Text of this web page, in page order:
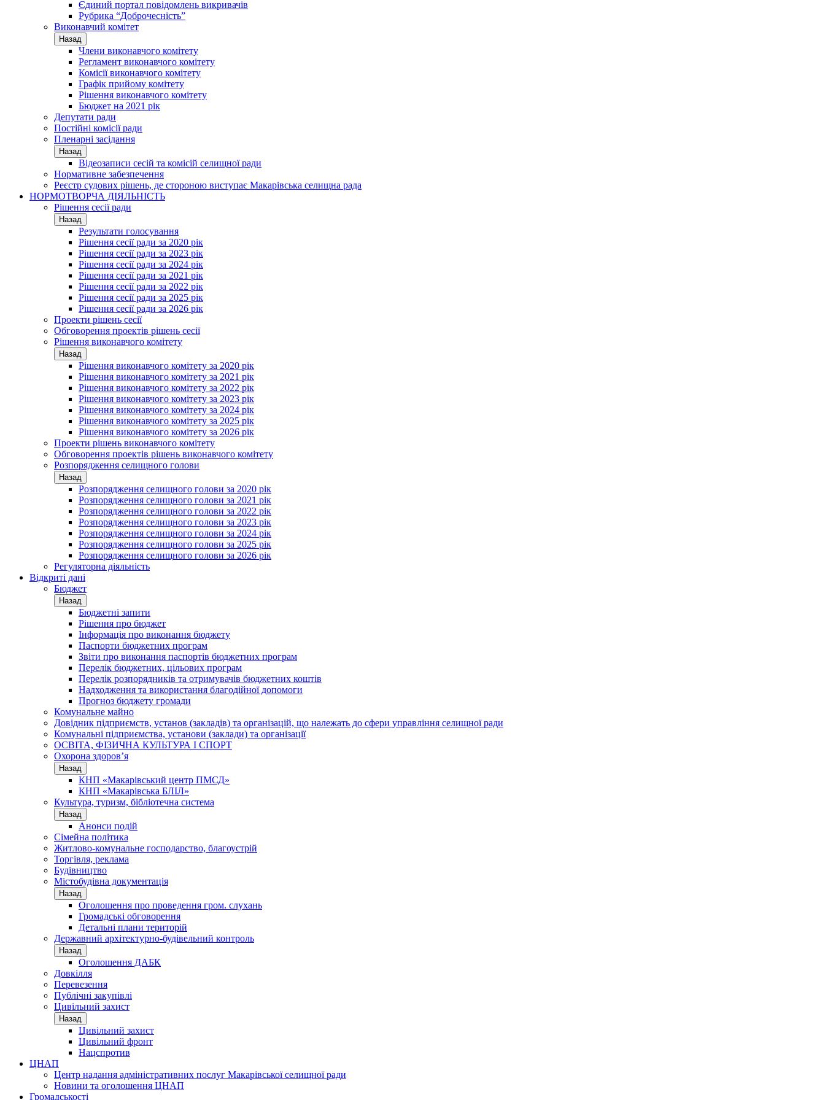
Єдиний портал повідомлень викривачів
Рубрика “Доброчесність”
Виконавчий комітет
Назад
Члени виконавчого комітету
Регламент виконавчого комітету
Комісії виконавчого комітету
Графік прийому комітету
Рішення виконавчого комітету
Бюджет на 2021 рік
Депутати ради
Постійні комісії ради
Пленарні засідання
Назад
Відеозаписи сесій та комісій селищної ради
Нормативне забезпечення
Реєстр судових рішень, де стороною виступає Макарівська селищна рада
НОРМОТВОРЧА ДІЯЛЬНІСТЬ
Рішення сесії ради
Назад
Результати голосування
Рішення сесії ради за 2020 рік
Рішення сесії ради за 2023 рік
Рішення сесії ради за 2024 рік
Рішення сесії ради за 2021 рік
Рішення сесії ради за 2022 рік
Рішення сесії ради за 2025 рік
Рішення сесії ради за 2026 рік
Проекти рішень сесії
Обговорення проектів рішень сесії
Рішення виконавчого комітету
Назад
Рішення виконавчого комітету за 2020 рік
Рішення виконавчого комітету за 2021 рік
Рішення виконавчого комітету за 2022 рік
Рішення виконавчого комітету за 2023 рік
Рішення виконавчого комітету за 2024 рік
Рішення виконавчого комітету за 2025 рік
Рішення виконавчого комітету за 2026 рік
Проекти рішень виконавчого комітету
Обговорення проектів рішень виконавчого комітету
Розпорядження селищного голови
Назад
Розпорядження селищного голови за 2020 рік
Розпорядження селищного голови за 2021 рік
Розпорядження селищного голови за 2022 рік
Розпорядження селищного голови за 2023 рік
Розпорядження селищного голови за 2024 рік
Розпорядження селищного голови за 2025 рік
Розпорядження селищного голови за 2026 рік
Регуляторна діяльність
Відкриті дані
Бюджет
Назад
Бюджетні запити
Рішення про бюджет
Інформація про виконання бюджету
Паспорти бюджетних програм
Звіти про виконання паспортів бюджетних програм
Перелік бюджетних, цільових програм
Перелік розпорядників та отримувачів бюджетних коштів
Надходження та використання благодійної допомоги
Прогноз бюджету громади
Комунальне майно
Довідник підприємств, установ (закладів) та організацій, що належать до сфери управління селищної ради
Комунальні підприємства, установи (заклади) та організації
ОСВІТА, ФІЗИЧНА КУЛЬТУРА І СПОРТ
Охорона здоров’я
Назад
КНП «Макарівський центр ПМСД»
КНП «Макарівська БЛІЛ»
Культура, туризм, бібліотечна система
Назад
Анонси подій
Сімейна політика
Житлово-комунальне господарство, благоустрій
Торгівля, реклама
Будівництво
Містобудівна документація
Назад
Оголошення про проведення гром. слухань
Громадські обговорення
Детальні плани територій
Державний архітектурно-будівельний контроль
Назад
Оголошення ДАБК
Довкілля
Перевезення
Публічні закупівлі
Цивільний захист
Назад
Цивільний захист
Цивільний фронт
Нацспротив
ЦНАП
Центр надання адміністративних послуг Макарівської селищної ради
Новини та оголошення ЦНАП
Громадськості